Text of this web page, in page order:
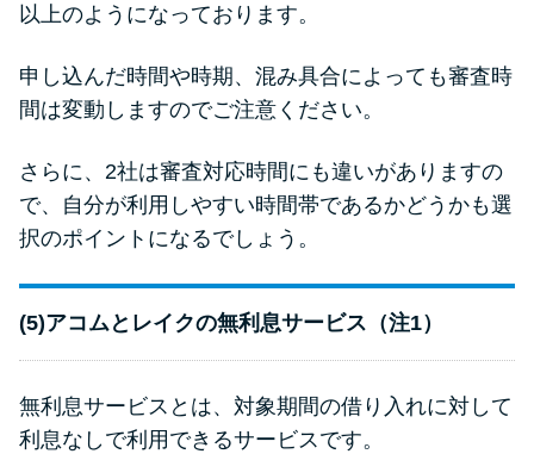
以上のようになっております。
申し込んだ時間や時期、混み具合によっても審査時
間は変動しますのでご注意ください。
さらに、2社は審査対応時間にも違いがありますの
で、自分が利用しやすい時間帯であるかどうかも選
択のポイントになるでしょう。
(5)アコムとレイクの無利息サービス（注1）
無利息サービスとは、対象期間の借り入れに対して
利息なしで利用できるサービスです。